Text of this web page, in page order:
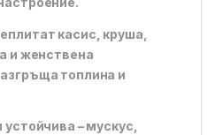
касис, круша,
и женствена
топлина и
– мускус,